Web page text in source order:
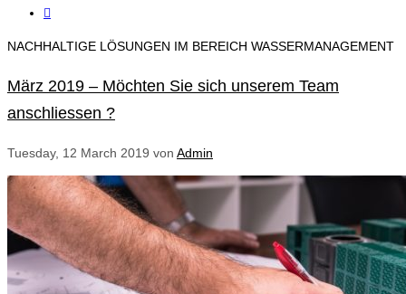
NACHHALTIGE LÖSUNGEN IM BEREICH WASSERMANAGEMENT
März 2019 – Möchten Sie sich unserem Team
anschliessen ?
Tuesday, 12 March 2019 von Admin